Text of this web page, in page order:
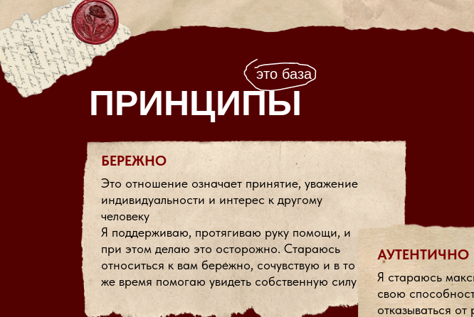
ПРИНЦИПЫ
это база
Это отношение означает принятие, уважение
индивидуальности и интерес к другому
человеку
Я поддерживаю, протягиваю руку помощи, и
при этом делаю это осторожно. Стараюсь
относиться к вам бережно, сочувствую и в то
же время помогаю увидеть собственную силу
БЕРЕЖНО
Я стараюсь
свою
отказываться
АУТЕНТИЧНО